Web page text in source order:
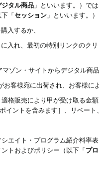
ジタル商品 」といいます。）で
「セッション 」といいます。
入するか、
入れ、最初の特別リンクのク
ゾン・サイトからデジタル
客様宛に出荷され、お客様
適格販売により甲が受け取る金
イントを含みます］、リベー
エイト・プログラム紹介料率
トおよびポリシー（以下「プ